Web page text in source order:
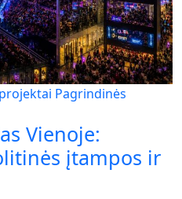
Pagrindinės
Vienoje:
įtampos ir